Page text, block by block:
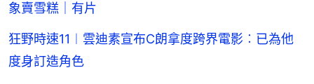
象賣雪糕｜有片
狂野時速11︱雲迪素宣布C朗拿度跨界電影︰已為他
度身訂造角色